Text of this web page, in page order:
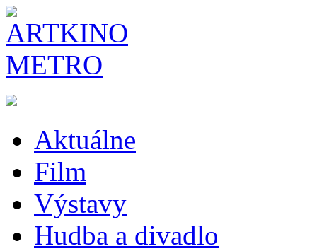
Aktuálne
Film
Výstavy
Hudba a divadlo